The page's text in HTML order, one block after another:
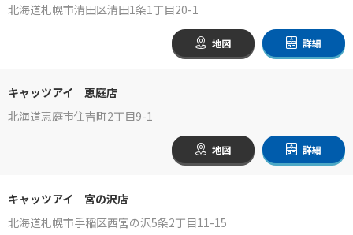
北海道札幌市清田区清田1条1丁目20-1
地図 詳細
キャッツアイ 恵庭店
北海道恵庭市住吉町2丁目9-1
地図 詳細
キャッツアイ 宮の沢店
北海道札幌市手稲区西宮の沢5条2丁目11-15